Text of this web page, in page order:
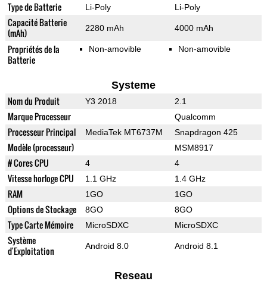
Type de Batterie Li-Poly Li-Poly
Capacité Batterie
(mAh)
2280 mAh 4000 mAh
Propriétés de la
Batterie
Non-amovible Non-amovible
Systeme
Nom du Produit Y3 2018 2.1
Marque Processeur Qualcomm
Processeur Principal MediaTek MT6737M Snapdragon 425
Modèle (processeur) MSM8917
# Cores CPU 4 4
Vitesse horloge CPU 1.1 GHz 1.4 GHz
RAM 1GO 1GO
Options de Stockage 8GO 8GO
Type Carte Mémoire MicroSDXC MicroSDXC
Système
d'Exploitation
Android 8.0 Android 8.1
Reseau